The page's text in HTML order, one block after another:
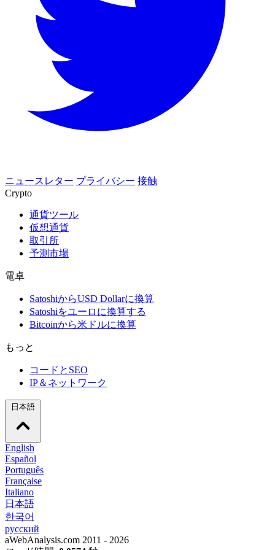
ニュースレター プライバシー 接触
Crypto
通貨ツール
仮想通貨
取引所
予測市場
電卓
SatoshiからUSD Dollarに換算
Satoshiをユーロに換算する
Bitcoinから米ドルに換算
もっと
コードとSEO
IP＆ネットワーク
English
Español
Português
Française
Italiano
日本語
한국어
русский
aWebAnalysis.com 2011 - 2026